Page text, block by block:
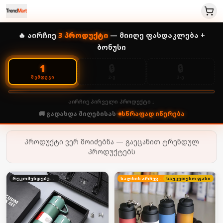
🔥 აირჩიე 3პროდუქტი— მიიღე ფასდაკლება +
ბონუსი
1
ᲨᲔᲛᲓᲔᲒᲘ
აირჩიე პირველი პროდუქტი ↓
🚚 გადახდა მიღებისას• სწრაფად იწურება
პროდუქტი ვერ მოიძებნა — გაეცანით ტრენდულ
პროდუქტებს
რეკომენდებული ხალხის არჩევანი საუკეთესო ფასი